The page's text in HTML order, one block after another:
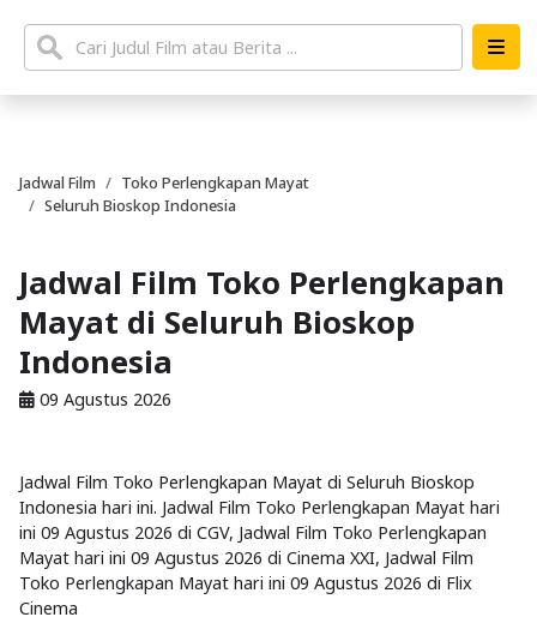
Jadwal Film
Toko Perlengkapan Mayat
Seluruh Bioskop Indonesia
Jadwal Film Toko Perlengkapan
Mayat di Seluruh Bioskop
Indonesia
09 Agustus 2026
Jadwal Film Toko Perlengkapan Mayat di Seluruh Bioskop
Indonesia hari ini. Jadwal Film Toko Perlengkapan Mayat hari
ini 09 Agustus 2026 di CGV, Jadwal Film Toko Perlengkapan
Mayat hari ini 09 Agustus 2026 di Cinema XXI, Jadwal Film
Toko Perlengkapan Mayat hari ini 09 Agustus 2026 di Flix
Cinema